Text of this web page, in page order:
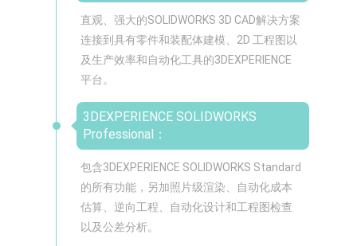
直观、强大的SOLIDWORKS 3D CAD解决方案
连接到具有零件和装配体建模、2D 工程图以
及生产效率和自动化工具的3DEXPERIENCE
平台。
3DEXPERIENCE SOLIDWORKS
Professional：
包含3DEXPERIENCE SOLIDWORKS Standard
的所有功能，另加照片级渲染、自动化成本
估算、逆向工程、自动化设计和工程图检查
以及公差分析。